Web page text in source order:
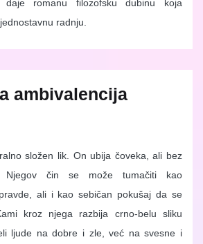
romanu filozofsku dubinu koja
radnju.
ambivalencija
složen lik. On ubija čoveka, ali bez
Njegov čin se može tumačiti kao
ali i kao sebičan pokušaj da se
kroz njega razbija crno-belu sliku
ljude na dobre i zle, već na svesne i